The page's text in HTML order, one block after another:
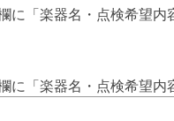
「楽器名・点検希望内
「楽器名・点検希望内